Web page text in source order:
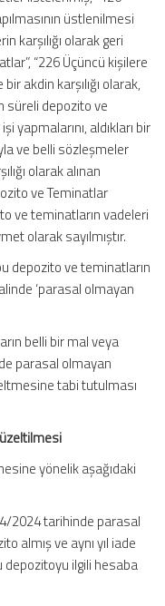
üstlenilmesi
karşılığı olarak geri
“226 Üçüncü kişilere
akdin karşılığı olarak,
süreli depozito ve
yapmalarını, aldıkları bir
ve belli sözleşmeler
olarak alınan
ve Teminatlar
ve teminatların vadeleri
olarak sayılmıştır.
depozito ve teminatların
‘parasal olmayan
belli bir mal veya
parasal olmayan
tabi tutulması
yönelik aşağıdaki
4/2024 tarihinde parasal
almış ve aynı yıl iade
depozitoyu ilgili hesaba